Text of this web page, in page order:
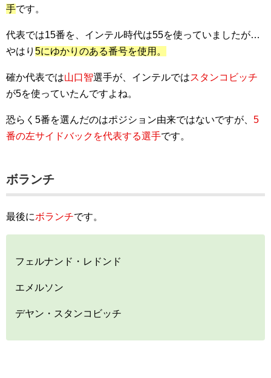
手です。
代表では15番を、インテル時代は55を使っていましたが…
やはり 5にゆかりのある番号を使用。
確か代表では山口智選手が、インテルではスタンコビッチ
が5を使っていたんですよね。
恐らく5番を選んだのはポジション由来ではないですが、 5
番の左サイドバックを代表する選手です。
ボランチ
最後にボランチです。
フェルナンド・レドンド
エメルソン
デヤン・スタンコビッチ